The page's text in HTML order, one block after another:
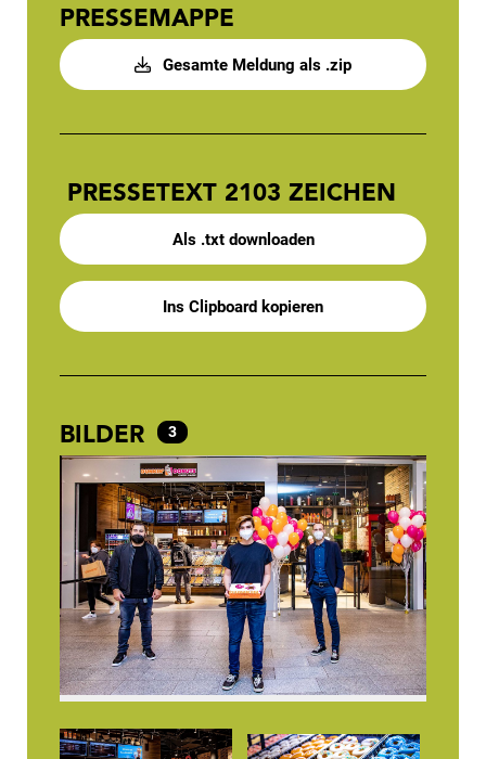
PRESSEMAPPE
Gesamte Meldung als .zip
PRESSETEXT 2103 ZEICHEN
Als .txt downloaden
Ins Clipboard kopieren
BILDER 3